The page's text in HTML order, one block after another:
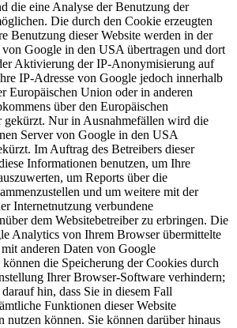
die eine Analyse der Benutzung der
Die durch den Cookie erzeugten
Benutzung dieser Website werden in der
von Google in den USA übertragen und dort
Aktivierung der IP-Anonymisierung auf
IP-Adresse von Google jedoch innerhalb
Europäischen Union oder in anderen
über den Europäischen
gekürzt. Nur in Ausnahmefällen wird die
Server von Google in den USA
Im Auftrag des Betreibers dieser
Informationen benutzen, um Ihre
um Reports über die
und um weitere mit der
Internetnutzung verbundene
dem Websitebetreiber zu erbringen. Die
Analytics von Ihrem Browser übermittelte
anderen Daten von Google
die Speicherung der Cookies durch
Ihrer Browser-Software verhindern;
hin, dass Sie in diesem Fall
Funktionen dieser Website
können. Sie können darüber hinaus